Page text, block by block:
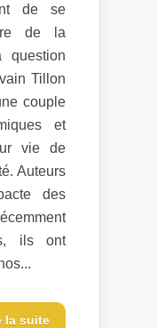
de se
de la
question
Tillon
couple
et
vie de
Auteurs
des
ils ont
la suite